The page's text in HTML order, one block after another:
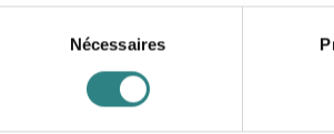
consentement
Nécessaires